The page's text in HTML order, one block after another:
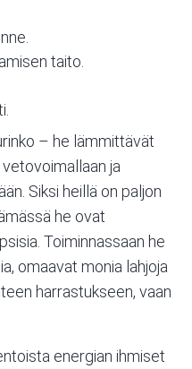
taito.
– he lämmittävät
ja
Siksi heillä on paljon
he ovat
Toiminnassaan he
omaavat monia lahjoja
harrastukseen, vaan
energian ihmiset